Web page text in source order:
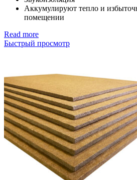
Аккумулируют тепло и
помещении
Read more
Быстрый просмотр